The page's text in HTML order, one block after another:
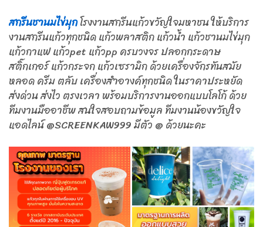
สกรีนชานมไข่มุกโรงงานสกรีนแก้วขวัญใจมหาชน ให้บริการ
งานสกรีนแก้วทุกชนิด แก้วพลาสติก แก้วน้ำ แก้วชานมไข่มุก
แก้วกาแฟ แก้วpet แก้วpp ครบวงจร ปลอกกระดาษ
สติ๊กเกอร์ แก้วกระจก แก้วเซรามิก ด้วยเครื่องจักรทันสมัย
หลอด ครีม ตลับ เครื่องสำอางค์ทุกชนิด ในราคาประหยัด
ส่งด่วน ส่งไว ตรงเวลา พร้อมบริการงานออกแบบโลโก้ ด้วย
ทีมงานมืออาชีพ สนใจสอบถามข้อมูล ทีมงานน้องขวัญใจ
แอดไลน์ @SCREENKAW999 มีตัว @ ด้วยนะคะ